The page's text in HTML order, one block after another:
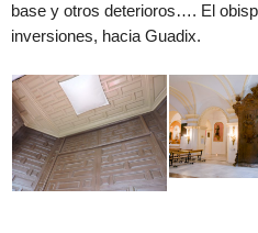
base y otros deterioros…. El
inversiones, hacia Guadix.